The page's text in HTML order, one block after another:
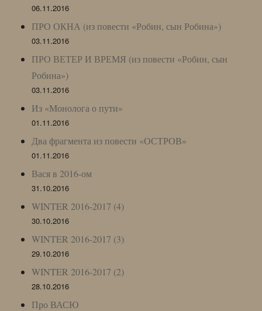
06.11.2016
ПРО ОКНА (из повести «Робин, сын Робина»)
03.11.2016
ПРО ВЕТЕР И ВРЕМЯ (из повести «Робин, сын
Робина»)
03.11.2016
Из «Монолога о пути»
01.11.2016
Два фрагмента из повести «ОСТРОВ»
01.11.2016
Вася в 2016-ом
31.10.2016
WINTER 2016-2017 (4)
30.10.2016
WINTER 2016-2017 (3)
29.10.2016
WINTER 2016-2017 (2)
28.10.2016
Про ВАСЮ